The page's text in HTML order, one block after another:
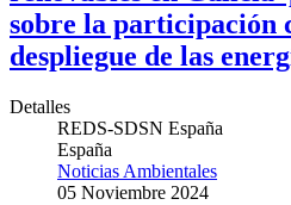
sobre la participación
despliegue de las
Detalles
REDS-SDSN España
España
Noticias Ambientales
05 Noviembre 2024